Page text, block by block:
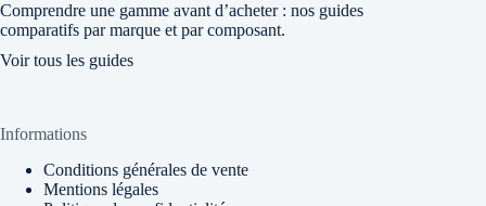
Comprendre une gamme avant d’acheter : nos guides
comparatifs par marque et par composant.
Voir tous les guides
Informations
Conditions générales de vente
Mentions légales